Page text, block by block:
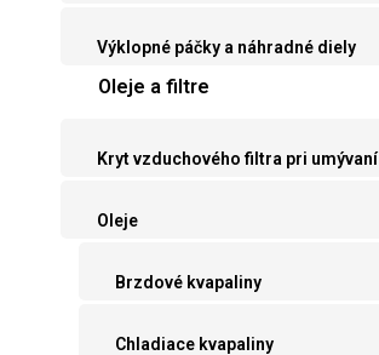
Výklopné páčky a náhradné diely
Oleje a filtre
Kryt vzduchového filtra pri umývaní
Oleje
Brzdové kvapaliny
Chladiace kvapaliny